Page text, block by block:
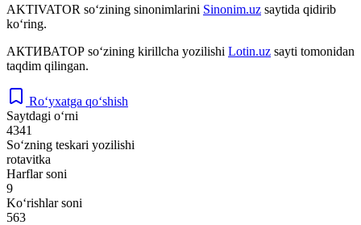
AKTIVATOR so‘zining sinonimlarini Sinonim.uz saytida qidirib
ko‘ring.
АКТИВАТОР so‘zining kirillcha yozilishi Lotin.uz sayti tomonidan
taqdim qilingan.
Ro‘yxatga qo‘shish
Saytdagi o‘rni
4341
So‘zning teskari yozilishi
rotavitka
Harflar soni
9
Ko‘rishlar soni
563